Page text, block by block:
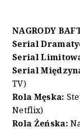
NAGRODY
Serial
Serial
Serial
TV)
Rola Męska:
Netflix)
Rola Żeńska: